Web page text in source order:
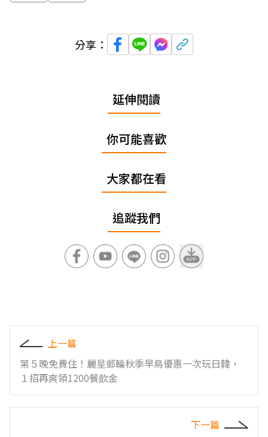
分享：
延伸閱讀
你可能喜歡
大家都在看
追蹤我們
上一篇
第５晚免費住！麗星郵輪秋季早鳥優惠一次玩日韓，
１招再爽領1200餐飲金
下一篇